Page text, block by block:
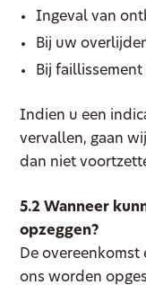
Ingeval van
Bij uw
Bij
Indien u een
vervallen, gaan
dan niet
5.2 Wanneer
opzeggen?
De
ons worden